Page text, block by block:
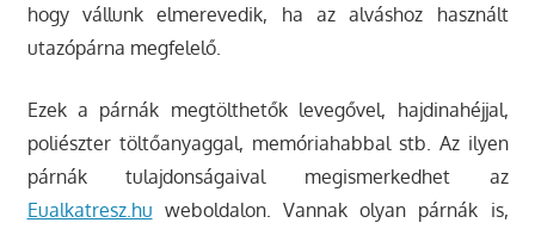
hogy vállunk elmerevedik, ha az alváshoz használt
utazópárna megfelelő.
Ezek a párnák megtölthetők levegővel, hajdinahéjjal,
poliészter töltőanyaggal, memóriahabbal stb. Az ilyen
párnák tulajdonságaival megismerkedhet az
Eualkatresz.hu weboldalon. Vannak olyan párnák is,